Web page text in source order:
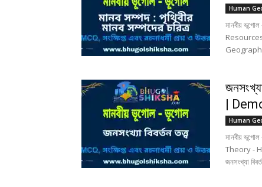
Human
মানবীয়
|
Human
মানবীয়
Theory -
জনসংখ্যা